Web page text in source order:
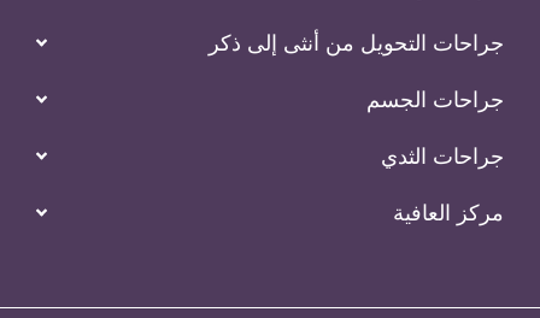
جراحات التحويل من أنثى إلى ذكر
جراحات الجسم
جراحات الثدي
مركز العافية